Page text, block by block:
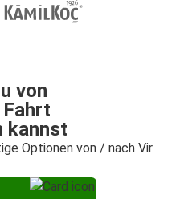
von
Fahrt
kannst
Optionen von / nach Vir